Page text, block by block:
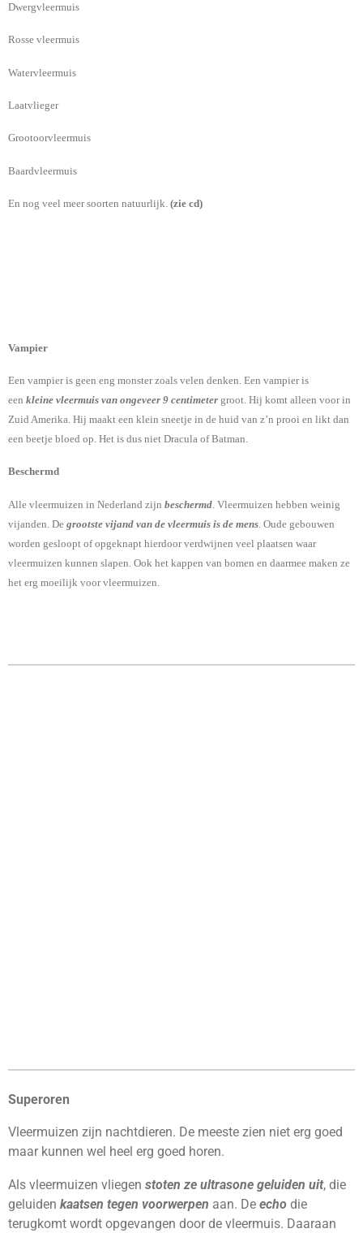
Dwergvleermuis
Rosse vleermuis
Watervleermuis
Laatvlieger
Grootoorvleermuis
Baardvleermuis
En nog veel meer soorten natuurlijk. (zie cd)
Vampier
Een vampier is geen eng monster zoals velen denken. Een vampier is
een kleine vleermuis van ongeveer 9 centimeter groot. Hij komt alleen voor in
Zuid Amerika. Hij maakt een klein sneetje in de huid van z’n prooi en likt dan
een beetje bloed op. Het is dus niet Dracula of Batman.
Beschermd
Alle vleermuizen in Nederland zijn beschermd . Vleermuizen hebben weinig
vijanden. De grootste vijand van de vleermuis is de mens . Oude gebouwen
worden gesloopt of opgeknapt hierdoor verdwijnen veel plaatsen waar
vleermuizen kunnen slapen. Ook het kappen van bomen en daarmee maken ze
het erg moeilijk voor vleermuizen.
Superoren
Vleermuizen zijn nachtdieren. De meeste zien niet erg goed
maar kunnen wel heel erg goed horen.
Als vleermuizen vliegen stoten ze ultrasone geluiden uit, die
geluiden kaatsen tegen voorwerpen aan. De echo die
terugkomt wordt opgevangen door de vleermuis. Daaraan